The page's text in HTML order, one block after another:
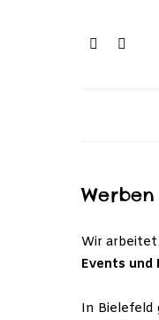
Wir
Events und
In Bielefeld